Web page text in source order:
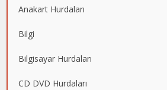
Anakart Hurdaları
Bilgi
Bilgisayar Hurdaları
CD DVD Hurdaları